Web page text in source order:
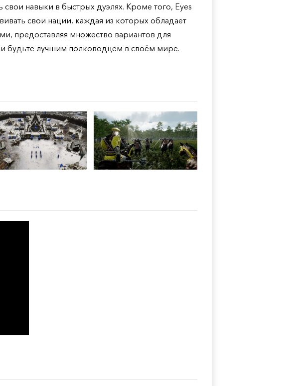
навыки в быстрых дуэлях. Кроме того, Eyes
свои нации, каждая из которых обладает
предоставляя множество вариантов для
и будьте лучшим полководцем в своём мире.